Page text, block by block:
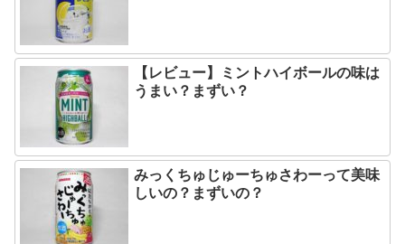
【レビュー】ミントハイボールの味は
うまい？まずい？
みっくちゅじゅーちゅさわーって美味
しいの？まずいの？